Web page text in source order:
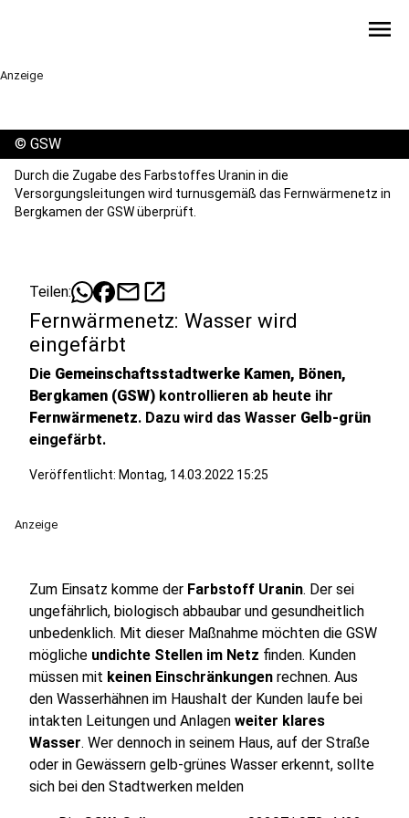
menu
Anzeige
© GSW
Durch die Zugabe des Farbstoffes Uranin in die
Versorgungsleitungen wird turnusgemäß das Fernwärmenetz in
Bergkamen der GSW überprüft.
Teilen: mailopen_in_new
Fernwärmenetz: Wasser wird
eingefärbt
Die Gemeinschaftsstadtwerke Kamen, Bönen,
Bergkamen (GSW) kontrollieren ab heute ihr
Fernwärmenetz. Dazu wird das Wasser Gelb-grün
eingefärbt.
Veröffentlicht: Montag, 14.03.2022 15:25
Anzeige
Zum Einsatz komme der Farbstoff Uranin. Der sei
ungefährlich, biologisch abbaubar und gesundheitlich
unbedenklich. Mit dieser Maßnahme möchten die GSW
mögliche undichte Stellen im Netz finden. Kunden
müssen mit keinen Einschränkungen rechnen. Aus
den Wasserhähnen im Haushalt der Kunden laufe bei
intakten Leitungen und Anlagen weiter klares
Wasser. Wer dennoch in seinem Haus, auf der Straße
oder in Gewässern gelb-grünes Wasser erkennt, sollte
sich bei den Stadtwerken melden